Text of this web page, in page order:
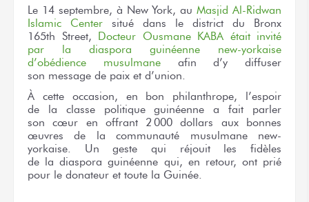
Le 14 septembre, à New York,auMasjid Al-Ridwan
Islamic Center situé dans le district
du Bronx
165th Street,
Docteur Ousmane KABA était invité
par la diaspora guinéenne new-yorkaise
d’obédience musulmaneafind’y diffuser
son message de paix et d’union.
À cette occasion, en bon philanthrope, l’espoir
de la classepolitique guinéennea fait parler
son cœur
en offrant 2 000 dollars
aux bonnes
œuvresde la communauté musulmane new-
yorkaise. Un geste qui réjouit les fidèles
de la diaspora guinéenne qui, en retour, ont prié
pour le donateur et toute la Guinée.